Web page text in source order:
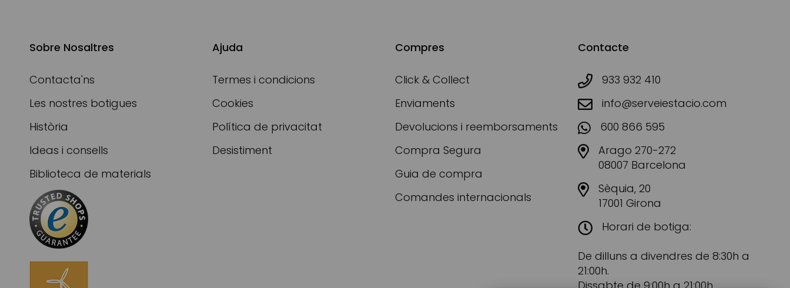
Sobre Nosaltres
Contacta'ns
Les nostres botigues
Història
Ideas i consells
Biblioteca de materials
Ajuda
Termes i condicions
Cookies
Política de privacitat
Desistiment
Compres
Click & Collect
Enviaments
Devolucions i reemborsaments
Compra Segura
Guia de compra
Comandes internacionals
Contacte
933 932 410
info@serveiestacio.com
600 866 595
Arago 270-272
08007 Barcelona
Sèquia, 20
17001 Girona
Horari de botiga:
De dilluns a divendres de 8:30h a
21:00h.